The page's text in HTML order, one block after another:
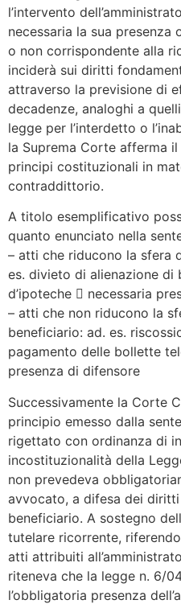
l’intervento
necessaria la sua
o non corrispondente alla
inciderà sui diritti
attraverso la previsione di
decadenze, analoghi a
legge per l’interdetto o
la Suprema Corte afferma
principi costituzionali in
contraddittorio.
A titolo esemplificativo
quanto enunciato nella
– atti che riducono la sfera
es. divieto di alienazione di
d’ipoteche  necessaria
– atti che non riducono la
beneficiario: ad. es.
pagamento delle bollette
presenza di difensore
Successivamente la Corte
principio emesso dalla
rigettato con ordinanza di
incostituzionalità della
non prevedeva
avvocato, a difesa dei
beneficiario. A sostegno
tutelare ricorrente,
atti attribuiti
riteneva che la legge n. 6/
l’obbligatoria presenza